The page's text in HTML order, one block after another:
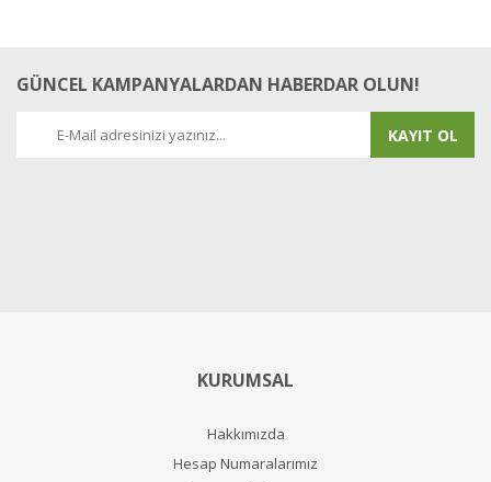
GÜNCEL KAMPANYALARDAN HABERDAR OLUN!
KAYIT OL
KURUMSAL
Hakkımızda
Hesap Numaralarımız